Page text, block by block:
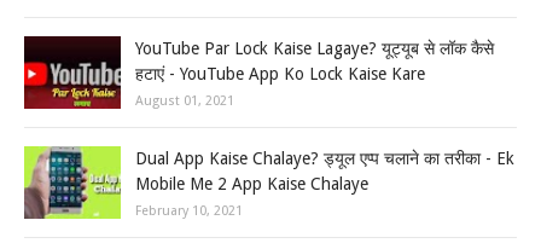
YouTube Par Lock Kaise Lagaye? यूट्यूब से लॉक कैसे
हटाएं - YouTube App Ko Lock Kaise Kare
August 01, 2021
Dual App Kaise Chalaye? ड्यूल एप्प चलाने का तरीका - Ek
Mobile Me 2 App Kaise Chalaye
February 10, 2021